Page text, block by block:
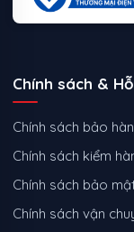
Chính sách &
Chính sách bảo
Chính sách kiểm
Chính sách bảo
Chính sách vận